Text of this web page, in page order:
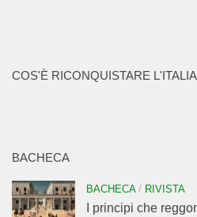
COS'È RICONQUISTARE L'ITALIA
BACHECA
BACHECA/ RIVISTA
I principi che